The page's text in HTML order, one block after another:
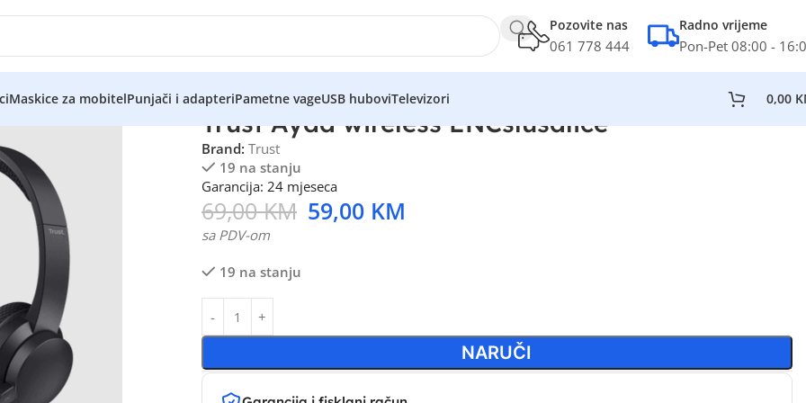
Pozovite nas
061 778 444
Radno vrijeme
Pon-Pet 08:00 -
Maskice za mobitelPunjači i adapteriPametne vageUSB huboviTelevizori 0,00
Trust Ayda wireless ENCslušalice
Brand: Trust
19 na stanju
Garancija: 24 mjeseca
69,00KM 59,00 KM
sa PDV-om
19 na stanju
NARUČI